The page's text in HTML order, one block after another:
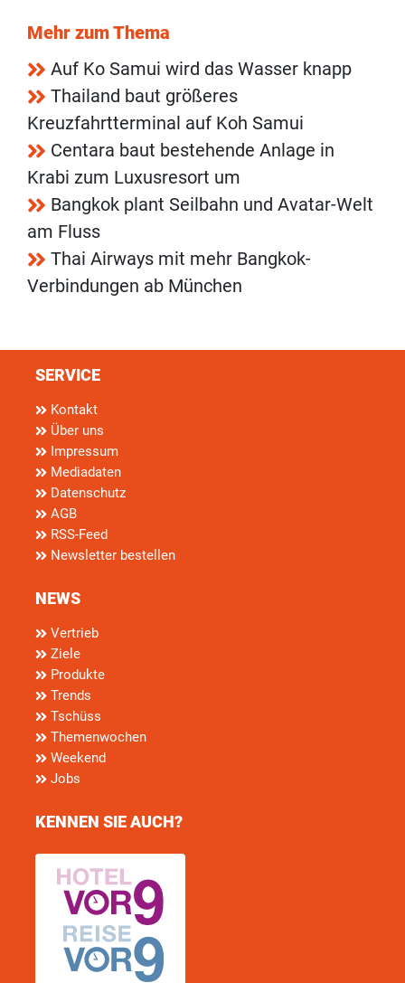
Mehr zum Thema
Auf Ko Samui wird das Wasser knapp
Thailand baut größeres
Kreuzfahrtterminal auf Koh Samui
Centara baut bestehende Anlage in
Krabi zum Luxusresort um
Bangkok plant Seilbahn und Avatar-Welt
am Fluss
Thai Airways mit mehr Bangkok-
Verbindungen ab München
SERVICE
Kontakt
Über uns
Impressum
Mediadaten
Datenschutz
AGB
RSS-Feed
Newsletter bestellen
NEWS
Vertrieb
Ziele
Produkte
Trends
Tschüss
Themenwochen
Weekend
Jobs
KENNEN SIE AUCH?